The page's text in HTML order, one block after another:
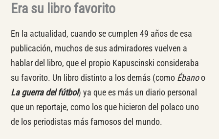
Era su libro favorito
En la actualidad, cuando se cumplen 49 años de esa
publicación, muchos de sus admiradores vuelven a
hablar del libro, que el propio Kapuscinski consideraba
su favorito. Un libro distinto a los demás (como Ébanoo
La guerra del fútbol) ya que es más un diario personal
que un reportaje, como los que hicieron del polaco uno
de los periodistas más famosos del mundo.